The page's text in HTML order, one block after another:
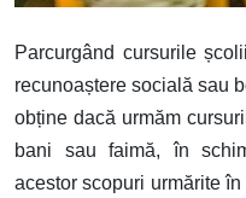
Parcurgând cursurile școlii
recunoaștere socială sau
obține dacă urmăm
bani sau faimă, în
acestor scopuri urmărite